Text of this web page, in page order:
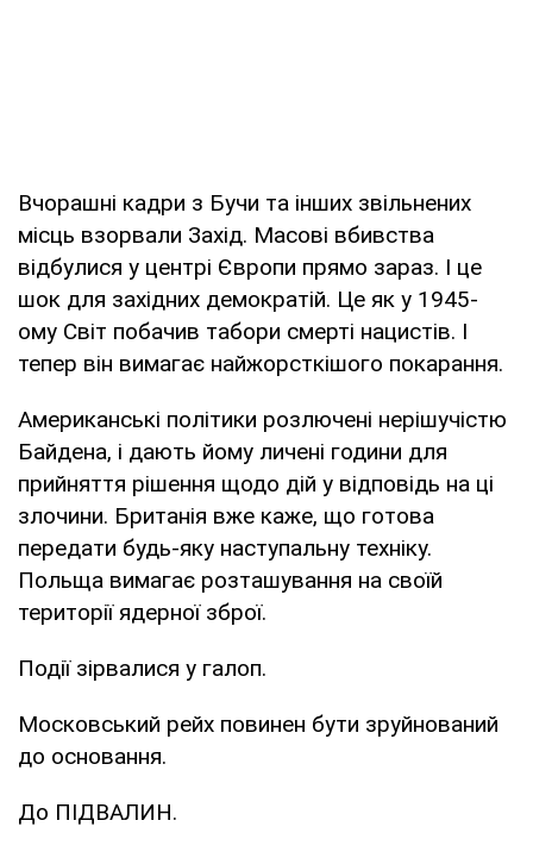
Вчорашні кадри з Бучи та інших звільнених
місць взорвали Захід. Масові вбивства
відбулися у центрі Європи прямо зараз. І це
шок для західних демократій. Це як у 1945-
ому Світ побачив табори смерті нацистів. І
тепер він вимагає найжорсткішого покарання.
Американські політики розлючені нерішучістю
Байдена, і дають йому личені години для
прийняття рішення щодо дій у відповідь на ці
злочини. Британія вже каже, що готова
передати будь-яку наступальну техніку.
Польща вимагає розташування на своїй
території ядерної зброї.
Події зірвалися у галоп.
Московський рейх повинен бути зруйнований
до основання.
До ПІДВАЛИН.